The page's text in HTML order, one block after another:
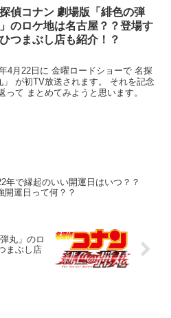
偵コナン 劇場版「緋色の弾
のロケ地は名古屋？？登場す
つまぶし店も紹介！？
4月22日に 金曜ロードショーで 名探
が初TV放送されます。 それを記念
て まとめてみようと思います。
年で縁起のいい開運日はいつ？？
開運日って何？？
丸」のロ
まぶし店